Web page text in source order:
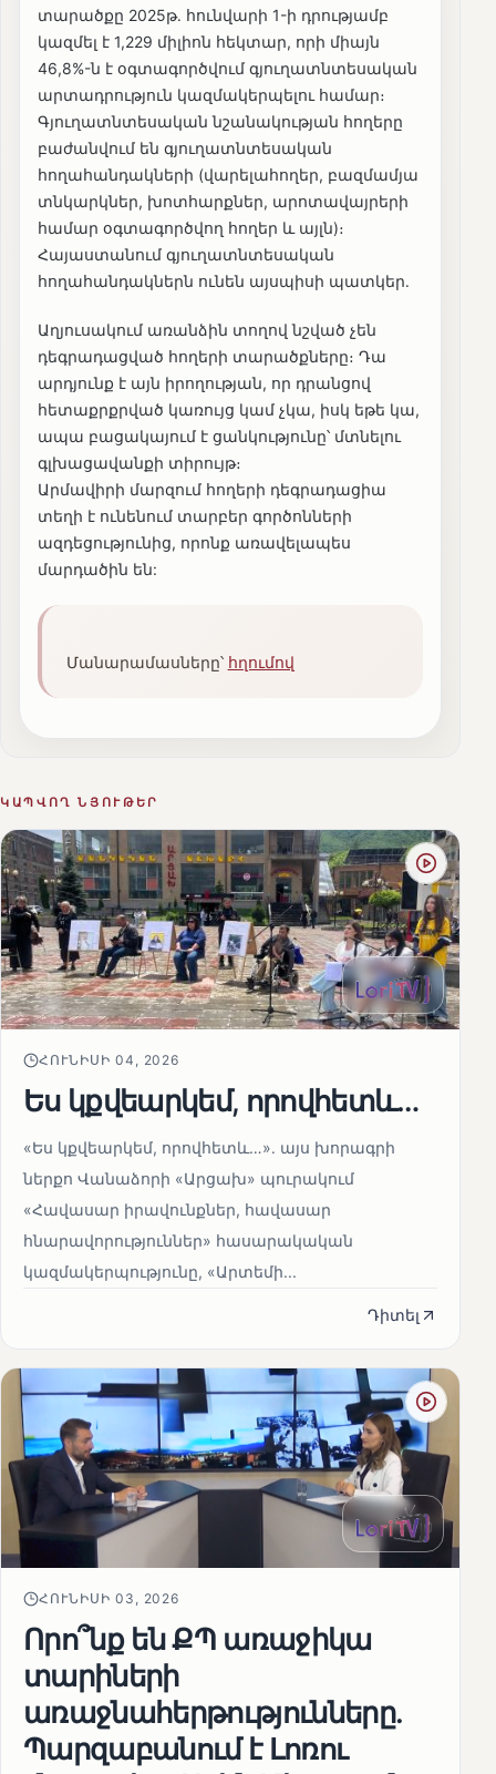
տարածքը 2025թ․ հունվարի 1-ի դրությամբ
կազմել է 1,229 միլիոն հեկտար, որի միայն
46,8%-ն է օգտագործվում գյուղատնտեսական
արտադրություն կազմակերպելու համար։
Գյուղատնտեսական նշանակության հողերը
բաժանվում են գյուղատնտեսական
հողահանդակների (վարելահողեր, բազմամյա
տնկարկներ, խոտհարքներ, արոտավայրերի
համար օգտագործվող հողեր և այլն)։
Հայաստանում գյուղատնտեսական
հողահանդակներն ունեն այսպիսի պատկեր․
Աղյուսակում առանձին տողով նշված չեն
դեգրադացված հողերի տարածքները։ Դա
արդյունք է այն իրողության, որ դրանցով
հետաքրքրված կառույց կամ չկա, իսկ եթե կա,
ապա բացակայում է ցանկությունը՝ մտնելու
գլխացավանքի տիրույթ։
Արմավիրի մարզում հողերի դեգրադացիա
տեղի է ունենում տարբեր գործոնների
ազդեցությունից, որոնք առավելապես
մարդածին են:
Մանարամասները՝ հղումով
ԿԱՊՎՈՂ ՆՅՈՒԹԵՐ
ՀՈՒՆԻՍԻ 04, 2026
Ես կքվեարկեմ, որովհետև…
«Ես կքվեարկեմ, որովհետև…»․ այս խորագրի
ներքո Վանաձորի «Արցախ» պուրակում
«Հավասար իրավունքներ, հավասար
հնարավորություններ» հասարակական
կազմակերպությունը, «Արտեմի...
Դիտել
ՀՈՒՆԻՍԻ 03, 2026
Որո՞նք են ՔՊ առաջիկա
տարիների
առաջնահերթությունները.
Պարզաբանում է Լոռու